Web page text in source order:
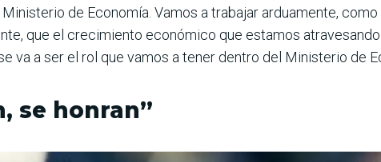
de Economía. Vamos a trabajar arduamente,
que el crecimiento eco­nómico que estamos
va a ser el rol que vamos a tener dentro del Ministerio de
se honran”